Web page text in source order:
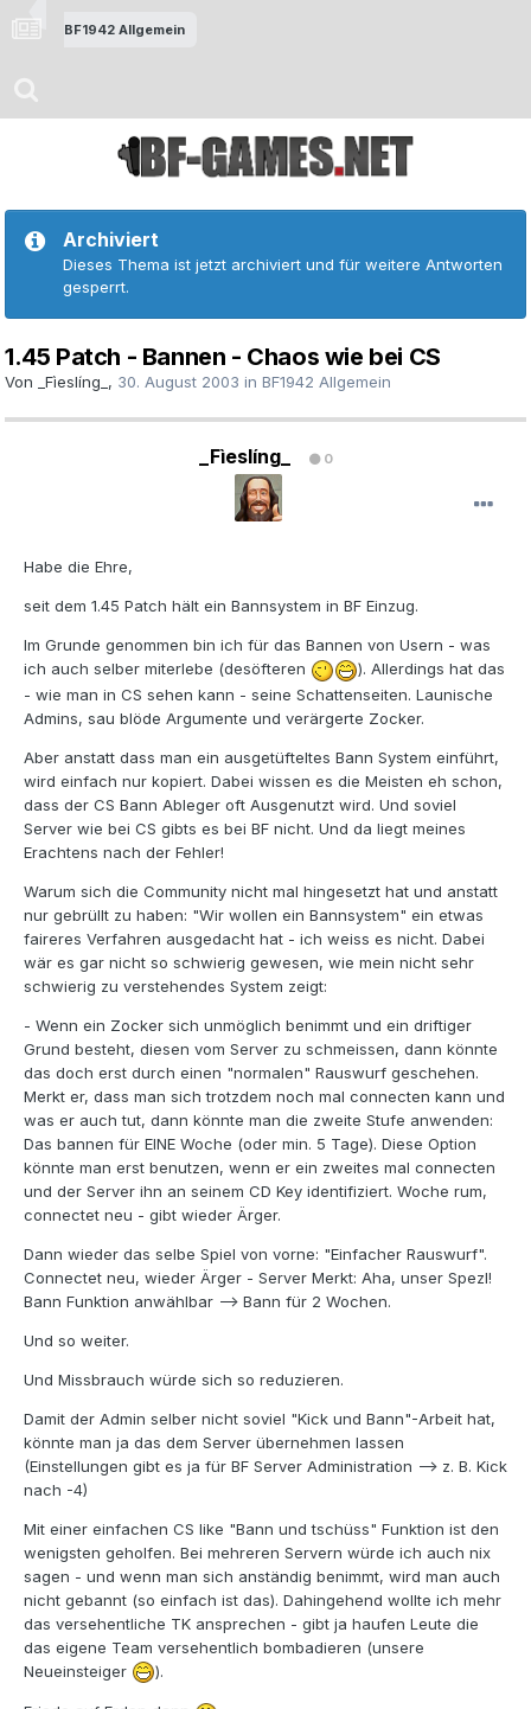
BF1942 Allgemein
Archiviert
Dieses Thema ist jetzt archiviert und für weitere Antworten
gesperrt.
1.45 Patch - Bannen - Chaos wie bei CS
Von _Fìeslíng_ , 30. August 2003 in BF1942 Allgemein
_Fìeslíng_ 0
Habe die Ehre,
seit dem 1.45 Patch hält ein Bannsystem in BF Einzug.
Im Grunde genommen bin ich für das Bannen von Usern - was
ich auch selber miterlebe (desöfteren
). Allerdings hat das
- wie man in CS sehen kann - seine Schattenseiten. Launische
Admins, sau blöde Argumente und verärgerte Zocker.
Aber anstatt dass man ein ausgetüfteltes Bann System einführt,
wird einfach nur kopiert. Dabei wissen es die Meisten eh schon,
dass der CS Bann Ableger oft Ausgenutzt wird. Und soviel
Server wie bei CS gibts es bei BF nicht. Und da liegt meines
Erachtens nach der Fehler!
Warum sich die Community nicht mal hingesetzt hat und anstatt
nur gebrüllt zu haben: "Wir wollen ein Bannsystem" ein etwas
faireres Verfahren ausgedacht hat - ich weiss es nicht. Dabei
wär es gar nicht so schwierig gewesen, wie mein nicht sehr
schwierig zu verstehendes System zeigt:
- Wenn ein Zocker sich unmöglich benimmt und ein driftiger
Grund besteht, diesen vom Server zu schmeissen, dann könnte
das doch erst durch einen "normalen" Rauswurf geschehen.
Merkt er, dass man sich trotzdem noch mal connecten kann und
was er auch tut, dann könnte man die zweite Stufe anwenden:
Das bannen für EINE Woche (oder min. 5 Tage). Diese Option
könnte man erst benutzen, wenn er ein zweites mal connecten
und der Server ihn an seinem CD Key identifiziert. Woche rum,
connectet neu - gibt wieder Ärger.
Dann wieder das selbe Spiel von vorne: "Einfacher Rauswurf".
Connectet neu, wieder Ärger - Server Merkt: Aha, unser Spezl!
Bann Funktion anwählbar --> Bann für 2 Wochen.
Und so weiter.
Und Missbrauch würde sich so reduzieren.
Damit der Admin selber nicht soviel "Kick und Bann"-Arbeit hat,
könnte man ja das dem Server übernehmen lassen
(Einstellungen gibt es ja für BF Server Administration --> z. B. Kick
nach -4)
Mit einer einfachen CS like "Bann und tschüss" Funktion ist den
wenigsten geholfen. Bei mehreren Servern würde ich auch nix
sagen - und wenn man sich anständig benimmt, wird man auch
nicht gebannt (so einfach ist das). Dahingehend wollte ich mehr
das versehentliche TK ansprechen - gibt ja haufen Leute die
das eigene Team versehentlich bombadieren (unsere
Neueinsteiger
).